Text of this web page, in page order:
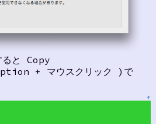
ると Copy
+ マウスクリック )で
↑